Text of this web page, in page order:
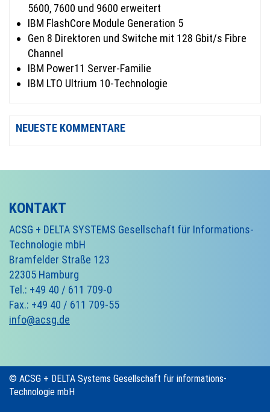
5600, 7600 und 9600 erweitert
IBM FlashCore Module Generation 5
Gen 8 Direktoren und Switche mit 128 Gbit/s Fibre
Channel
IBM Power11 Server-Familie
IBM LTO Ultrium 10-Technologie
NEUESTE KOMMENTARE
KONTAKT
ACSG + DELTA SYSTEMS Gesellschaft für Informations-
Technologie mbH
Bramfelder Straße 123
22305 Hamburg
Tel.: +49 40 / 611 709-0
Fax.: +49 40 / 611 709-55
info@acsg.de
© ACSG + DELTA Systems Gesellschaft für informations-
Technologie mbH